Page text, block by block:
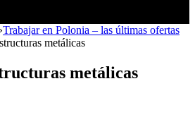
Trabajar en Polonia – las últimas ofertas
metálicas
metálicas